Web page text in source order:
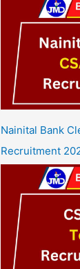
Nainital Bank
Recruitment